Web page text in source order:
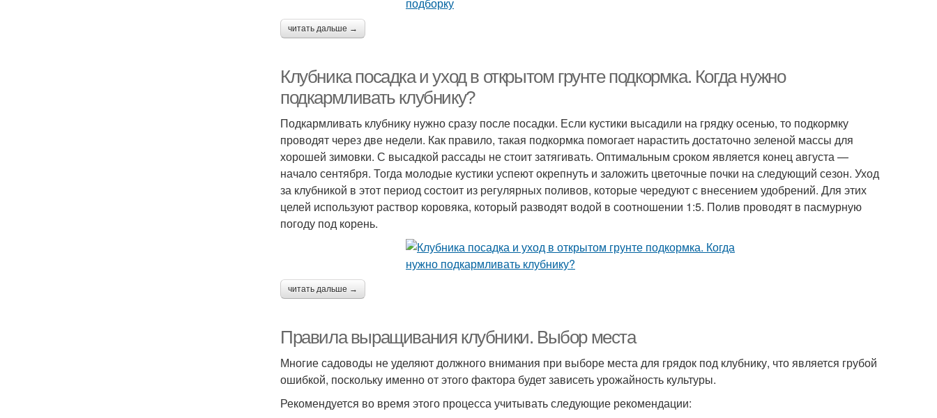
читать дальше →
Клубника посадка и уход в открытом грунте подкормка. Когда нужно
подкармливать клубнику?
Подкармливать клубнику нужно сразу после посадки. Если кустики высадили на грядку осенью, то подкормку
проводят через две недели. Как правило, такая подкормка помогает нарастить достаточно зеленой массы для
хорошей зимовки. С высадкой рассады не стоит затягивать. Оптимальным сроком является конец августа —
начало сентября. Тогда молодые кустики успеют окрепнуть и заложить цветочные почки на следующий сезон. Уход
за клубникой в этот период состоит из регулярных поливов, которые чередуют с внесением удобрений. Для этих
целей используют раствор коровяка, который разводят водой в соотношении 1:5. Полив проводят в пасмурную
погоду под корень.
читать дальше →
Правила выращивания клубники. Выбор места
Многие садоводы не уделяют должного внимания при выборе места для грядок под клубнику, что является грубой
ошибкой, поскольку именно от этого фактора будет зависеть урожайность культуры.
Рекомендуется во время этого процесса учитывать следующие рекомендации: